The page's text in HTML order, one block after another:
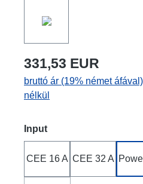
331,53 EUR
bruttó ár (19% német
nélkül
Válasszon
Input
CEE 16 A CEE 32 A